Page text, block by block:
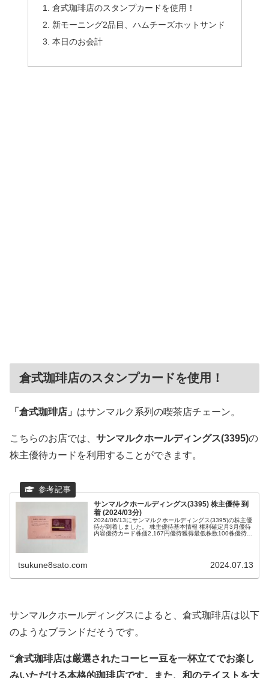
倉式珈琲店のスタンプカードを使用！
新モーニング2品目、ハムチーズホットサンド
本日のお会計
倉式珈琲店のスタンプカードを使用！
「倉式珈琲店」 はサンマルク系列の喫茶店チェーン。
こちらのお店では、 サンマルクホールディングス(3395)の
株主優待カードを利用することができます。
サンマルクホールディングス(3395) 株主優待 到
着 (2024/03分)
2024/06/13にサンマルクホールディングス(3395)の株主優
待が到着しました。 株主優待基本情報 権利確定月3月優待
内容優待カード株価2,167円優待獲得最低株数100株優待獲
tsukune8sato.com 2024.07.13
サンマルクホールディングスによると、倉式珈琲店は以下
のようなブランドだそうです。
“倉式珈琲店は厳選されたコーヒー豆を一杯立てでお楽し
みいただける本格的珈琲店です。また、和のテイストを大